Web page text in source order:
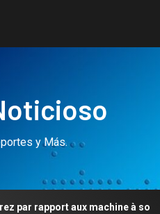
y Más.
machine à sous un tantinet